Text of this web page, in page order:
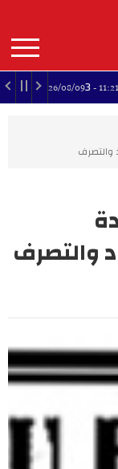
contenu
principal
MAIN
NAVIGATION
والتصرف